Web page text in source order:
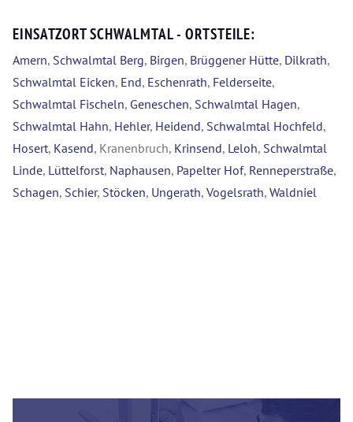
EINSATZORT SCHWALMTAL - ORTSTEILE:
Amern, Schwalmtal Berg, Birgen, Brüggener Hütte, Dilkrath,
Schwalmtal Eicken, End, Eschenrath, Felderseite,
Schwalmtal Fischeln, Geneschen, Schwalmtal Hagen,
Schwalmtal Hahn, Hehler, Heidend, Schwalmtal Hochfeld,
Hosert, Kasend, Kranenbruch, Krinsend, Leloh, Schwalmtal
Linde, Lüttelforst, Naphausen, Papelter Hof, Renneperstraße,
Schagen, Schier, Stöcken, Ungerath, Vogelsrath, Waldniel